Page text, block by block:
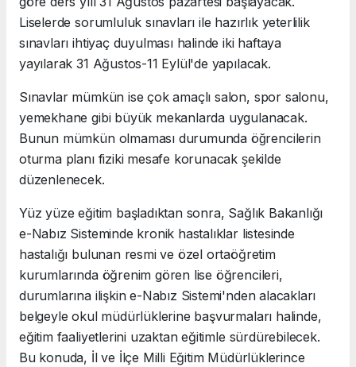
Liselerde sorumluluk sınavları ile hazırlık yeterlilik
sınavları ihtiyaç duyulması halinde iki haftaya
yayılarak 31 Ağustos-11 Eylül'de yapılacak.
Sınavlar mümkün ise çok amaçlı salon, spor salonu,
yemekhane gibi büyük mekanlarda uygulanacak.
Bunun mümkün olmaması durumunda öğrencilerin
oturma planı fiziki mesafe korunacak şekilde
düzenlenecek.
Yüz yüze eğitim başladıktan sonra, Sağlık Bakanlığı
e-Nabız Sisteminde kronik hastalıklar listesinde
hastalığı bulunan resmi ve özel ortaöğretim
kurumlarında öğrenim gören lise öğrencileri,
durumlarına ilişkin e-Nabız Sistemi'nden alacakları
belgeyle okul müdürlüklerine başvurmaları halinde,
eğitim faaliyetlerini uzaktan eğitimle sürdürebilecek.
Bu konuda, İl ve İlçe Milli Eğitim Müdürlüklerince